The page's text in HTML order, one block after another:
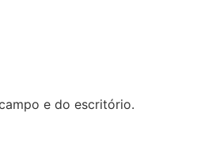
e do escritório.